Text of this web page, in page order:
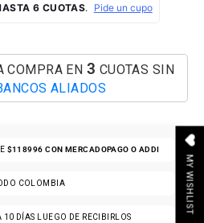
COMPRA EN 3 CUOTAS SIN
ALIADOS
$118996CON MERCADOPAGO O ADDI
COLOMBIA
10 DÍAS LUEGO DE RECIBIRLOS
MY WISHLIST